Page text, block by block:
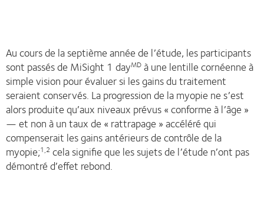
Au cours de la septième année de l’étude, les participants
sont passés de MiSight 1 dayMD à une lentille cornéenne à
simple vision pour évaluer si les gains du traitement
seraient conservés. La progression de la myopie ne s’est
alors produite qu’aux niveaux prévus « conforme à l’âge »
— et non à un taux de « rattrapage » accéléré qui
compenserait les gains antérieurs de contrôle de la
myopie;1 2 cela signifie que les sujets de l’étude n’ont pas
démontré d’effet rebond.